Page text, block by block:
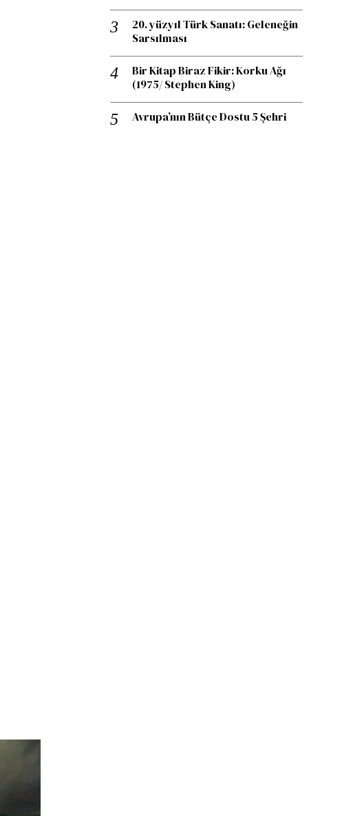
20. yüzyıl Türk Sanatı: Geleneğin
Sarsılması
Bir Kitap Biraz Fikir: Korku Ağı
(1975/ Stephen King)
Avrupa’nın Bütçe Dostu 5 Şehri